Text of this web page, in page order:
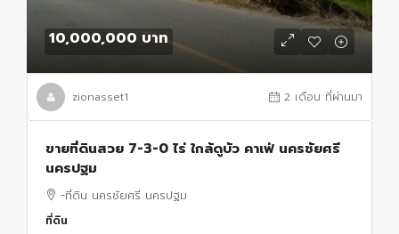
10,000,000 บาท
zionasset1 2 เดือน ที่ผ่านมา
ขายที่ดินสวย 7-3-0 ไร่ ใกล้ดูบัว คาเฟ่ นครชัยศรี
นครปฐม
-ที่ดิน นครชัยศรี นครปฐม
ที่ดิน